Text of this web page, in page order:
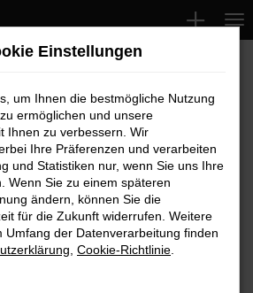
Error
Fehler aufgetreten.
die dir helfen können:
Firewall und deine
zum Beispiel deine
Einstellungen
um Ihnen die bestmögliche Nutzung
ermöglichen und unsere
Ihnen zu verbessern. Wir
Ihre Präferenzen und verarbeiten
und Statistiken nur, wenn Sie uns Ihre
Wenn Sie zu einem späteren
ändern, können Sie die
für die Zukunft widerrufen. Weitere
Umfang der Datenverarbeitung finden
Cookie-Richtlinie